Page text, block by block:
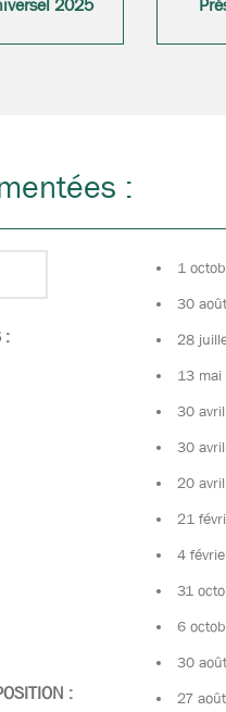
2025
:
:
:
1
30
28
13
30
30
20
21
4
31
6
30
27